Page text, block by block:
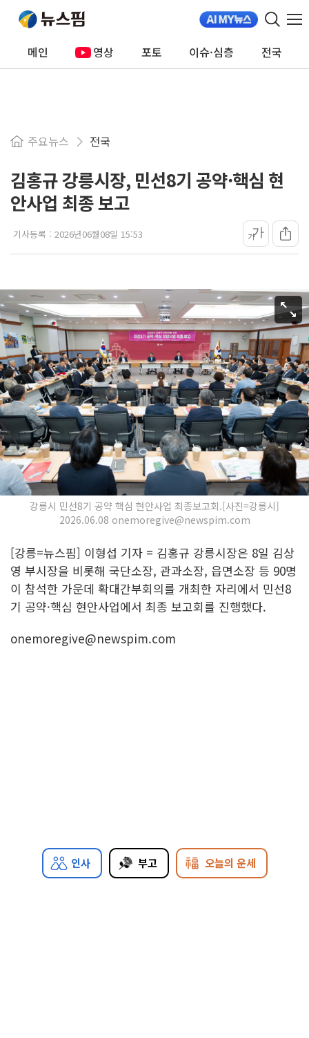
메인 영상 포토 이슈·심층 전국
주요뉴스 전국
김홍규 강릉시장, 민선8기 공약·핵심 현
안사업 최종 보고
기사등록 : 2026년06월08일 15:53 가가
강릉시 민선8기 공약 핵심 현안사업 최종보고회.[사진=강릉시]
2026.06.08 onemoregive@newspim.com
[강릉=뉴스핌] 이형섭 기자 = 김홍규 강릉시장은 8일 김상
영 부시장을 비롯해 국단소장, 관과소장, 읍면소장 등 90명
이 참석한 가운데 확대간부회의를 개최한 자리에서 민선8
기 공약·핵심 현안사업에서 최종 보고회를 진행했다.
onemoregive@newspim.com
인사 부고 오늘의 운세